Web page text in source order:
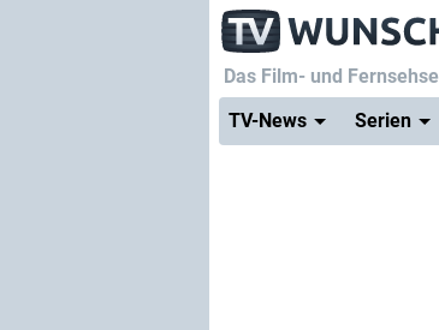
Das Film- und
TV-News
Serien